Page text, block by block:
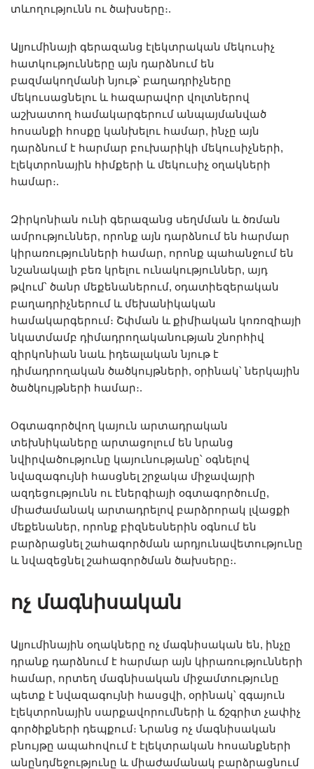
տևողությունն ու ծախսերը։.
Ալյումինայի գերազանց էլեկտրական մեկուսիչ
հատկությունները այն դարձնում են
բազմակողմանի նյութ՝ բաղադրիչները
մեկուսացնելու և հազարավոր վոլտներով
աշխատող համակարգերում անպայմանված
հոսանքի հոսքը կանխելու համար, ինչը այն
դարձնում է հարմար բուխարիկի մեկուսիչների,
էլեկտրոնային հիմքերի և մեկուսիչ օղակների
համար։.
Զիրկոնիան ունի գերազանց սեղմման և ծռման
ամրություններ, որոնք այն դարձնում են հարմար
կիրառությունների համար, որոնք պահանջում են
նշանակալի բեռ կրելու ունակություններ, այդ
թվում՝ ծանր մեքենաներում, օդատիեզերական
բաղադրիչներում և մեխանիկական
համակարգերում։ Շփման և քիմիական կոռոզիայի
նկատմամբ դիմադրողականության շնորհիվ
զիրկոնիան նաև իդեալական նյութ է
դիմադրողական ծածկույթների, օրինակ՝ ներկային
ծածկույթների համար։.
Օգտագործվող կայուն արտադրական
տեխնիկաները արտացոլում են նրանց
նվիրվածությունը կայունությանը՝ օգնելով
նվազագույնի հասցնել շրջակա միջավայրի
ազդեցությունն ու էներգիայի օգտագործումը,
միաժամանակ արտադրելով բարձրորակ լվացքի
մեքենաներ, որոնք բիզնեսներին օգնում են
բարձրացնել շահագործման արդյունավետությունը
և նվազեցնել շահագործման ծախսերը։.
ոչ մագնիսական
Ալյումինային օղակները ոչ մագնիսական են, ինչը
դրանք դարձնում է հարմար այն կիրառությունների
համար, որտեղ մագնիսական միջամտությունը
պետք է նվազագույնի հասցվի, օրինակ՝ զգայուն
էլեկտրոնային սարքավորումների և ճշգրիտ չափիչ
գործիքների դեպքում։ Նրանց ոչ մագնիսական
բնույթը ապահովում է էլեկտրական հոսանքների
անընդմեջությունը և միաժամանակ բարձրացնում